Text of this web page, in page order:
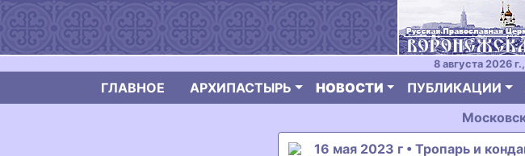
8 августа 2026
ГЛАВНОЕ АРХИПАСТЫРЬ НОВОСТИ ПУБЛИКАЦИИ
16 мая 2023 г • Тропарь и